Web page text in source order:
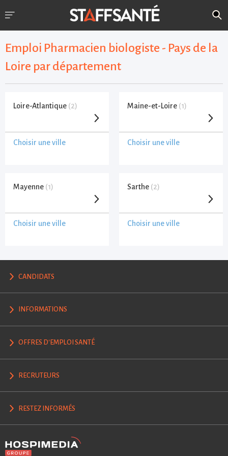
Emploi Pharmacien biologiste - Pays de la
Loire par département
Loire-Atlantique (2)
Choisir une ville
Maine-et-Loire (1)
Choisir une ville
Mayenne (1)
Choisir une ville
Sarthe (2)
Choisir une ville
CANDIDATS
INFORMATIONS
OFFRES D'EMPLOI SANTÉ
RECRUTEURS
RESTEZ INFORMÉS